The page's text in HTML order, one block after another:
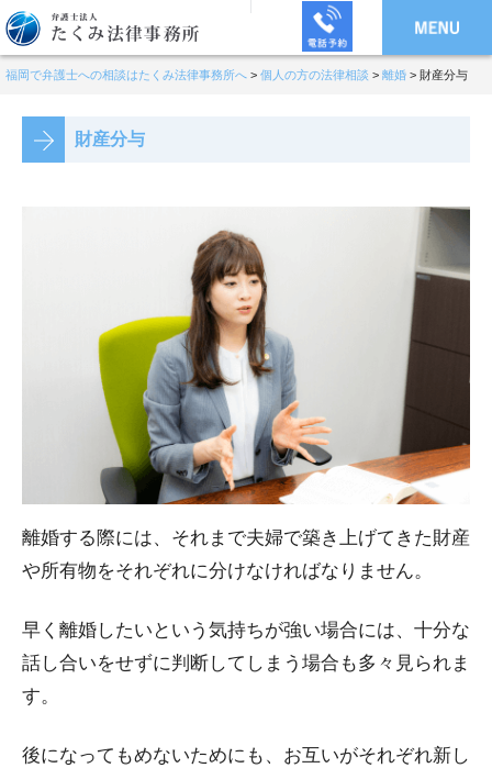
福岡で弁護士への相談はたくみ法律事務所へ > 個人の方の法律相談 > 離婚 > 財産分与
財産分与
離婚する際には、それまで夫婦で築き上げてきた財産
や所有物をそれぞれに分けなければなりません。
早く離婚したいという気持ちが強い場合には、十分な
話し合いをせずに判断してしまう場合も多々見られま
す。
後になってもめないためにも、お互いがそれぞれ新し